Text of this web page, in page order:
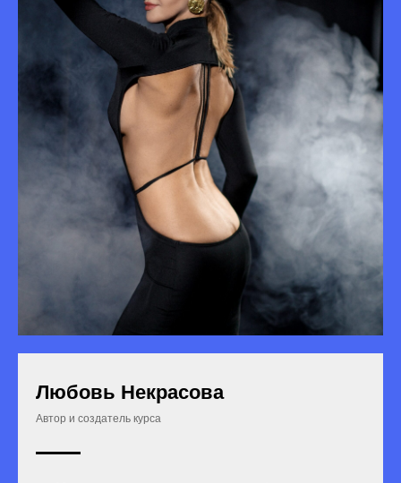
Любовь Некрасова
Автор и создатель курса